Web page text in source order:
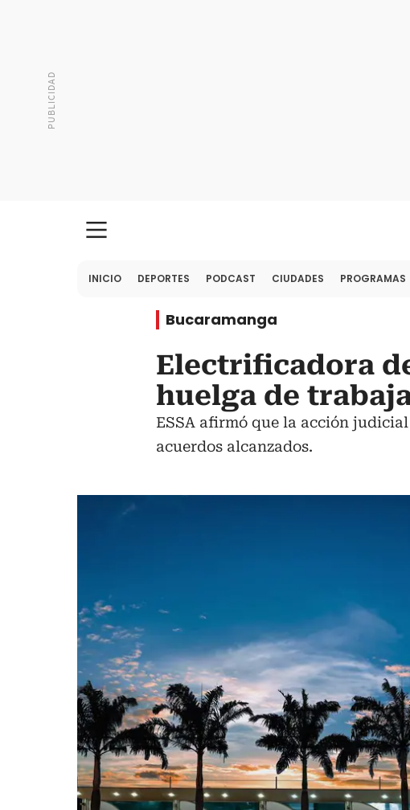
INICIO DEPORTES PODCAST CIUDADES PROGRAMAS
Bucaramanga
Electrificadora
huelga de
ESSA afirmó que la acción
acuerdos alcanzados.